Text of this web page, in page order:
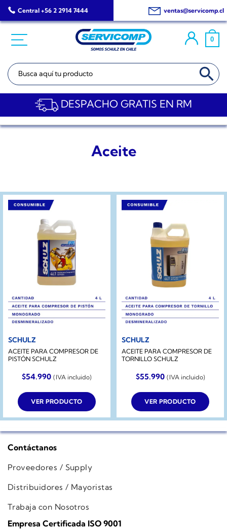
Saltar
al
Central +56 2 2914 7444 ventas@servicomp.cl
0
Buscar: BOTÓN DE
DESPACHO GRATIS EN RM
Aceite
SCHULZ
ACEITE PARA COMPRESOR DE
PISTÓN SCHULZ
$54.990 (IVA incluido)
VER PRODUCTO
SCHULZ
ACEITE PARA COMPRESOR DE
TORNILLO SCHULZ
$55.990 (IVA incluido)
VER PRODUCTO
Contáctanos
Proveedores / Supply
Distribuidores / Mayoristas
Trabaja con Nosotros
Empresa Certificada ISO 9001